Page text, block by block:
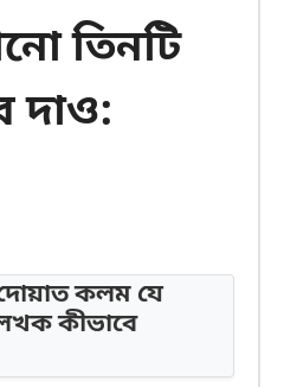
তিনটি
দাও:
কলম যে
কীভাবে